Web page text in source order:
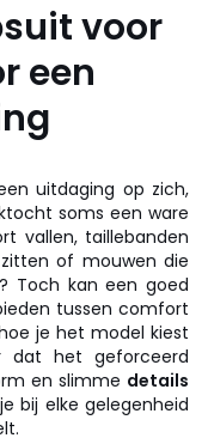
voor
een
uitdaging op zich,
soms een ware
vallen, taillebanden
of mouwen die
Toch kan een goed
tussen comfort
je het model kiest
dat het geforceerd
en slimme details
bij elke gelegenheid